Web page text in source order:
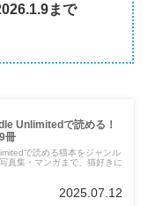
まで
Unlimitedで読める！
冊
で読める猫本をジャンル
真集・マンガまで、猫好きに
2025.07.12